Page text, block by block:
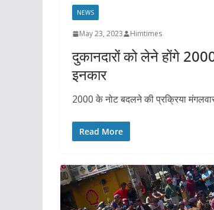
NEWS
May 23, 2023 Himtimes
दुकानदारों को लेने होंगे
इनकार
2000 के नोट बदलने की प्रक्रिया
Read More